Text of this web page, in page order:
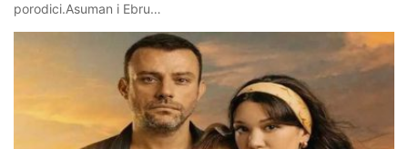
porodici.Asuman i Ebru…